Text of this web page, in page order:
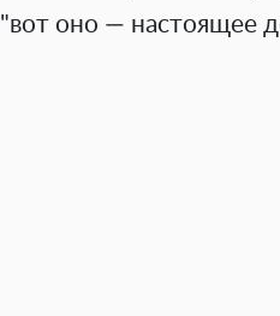
"вот оно — настоящее